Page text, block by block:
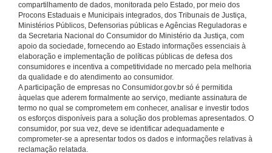
compartilhamento de dados, monitorada pelo Estado, por meio dos
Procons Estaduais e Municipais integrados, dos Tribunais de Justiça,
Ministérios Públicos, Defensorias públicas e Agências Reguladoras e
da Secretaria Nacional do Consumidor do Ministério da Justiça, com
apoio da sociedade, fornecendo ao Estado informações essenciais à
elaboração e implementação de políticas públicas de defesa dos
consumidores e incentiva a competitividade no mercado pela melhoria
da qualidade e do atendimento ao consumidor.
A participação de empresas no Consumidor.gov.br só é permitida
àquelas que aderem formalmente ao serviço, mediante assinatura de
termo no qual se comprometem em conhecer, analisar e investir todos
os esforços disponíveis para a solução dos problemas apresentados. O
consumidor, por sua vez, deve se identificar adequadamente e
comprometer-se a apresentar todos os dados e informações relativas à
reclamação relatada.